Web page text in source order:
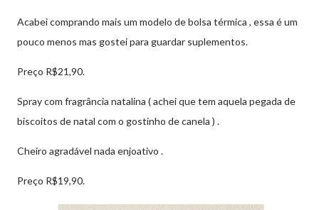
Acabei comprando mais um modelo de bolsa térmica , essa é um
pouco menos mas gostei para guardar suplementos.
Preço R$21,90.
Spray com fragrância natalina ( achei que tem aquela pegada de
biscoitos de natal com o gostinho de canela ) .
Cheiro agradável nada enjoativo .
Preço R$19,90.